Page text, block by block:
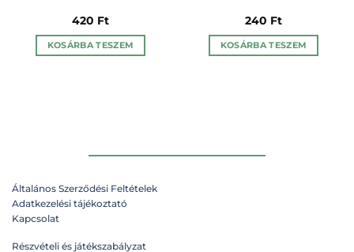
420 Ft
KOSÁRBA TESZEM
240 Ft
KOSÁRBA TESZEM
Általános Szerződési Feltételek
Adatkezelési tájékoztató
Kapcsolat
Részvételi és játékszabályzat